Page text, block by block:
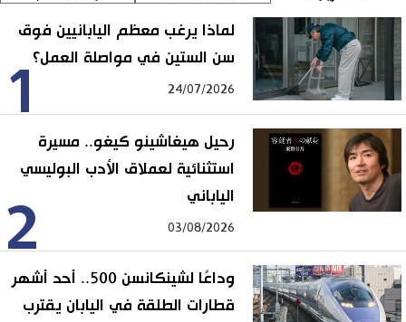
1
لماذا يرغب معظم اليابانيين فوق
سن الستين في مواصلة العمل؟
24/07/2026
2
رحيل هيغاشينو كيغو.. مسيرة
استثنائية لعملاق الأدب البوليسي
الياباني
03/08/2026
وداعًا لشينكانسن 500.. أحد أشهر
قطارات الطلقة في اليابان يقترب